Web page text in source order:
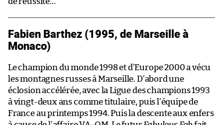
Fabien Barthez (1995, de Marseille à
Monaco)
Le champion du monde 1998 et d’Europe 2000 a vécu
les montagnes russes à Marseille. D’abord une
éclosion accélérée, avec la Ligue des champions 1993
à vingt-deux ans comme titulaire, puis l’équipe de
France au printemps 1994. Puis la descente aux enfers